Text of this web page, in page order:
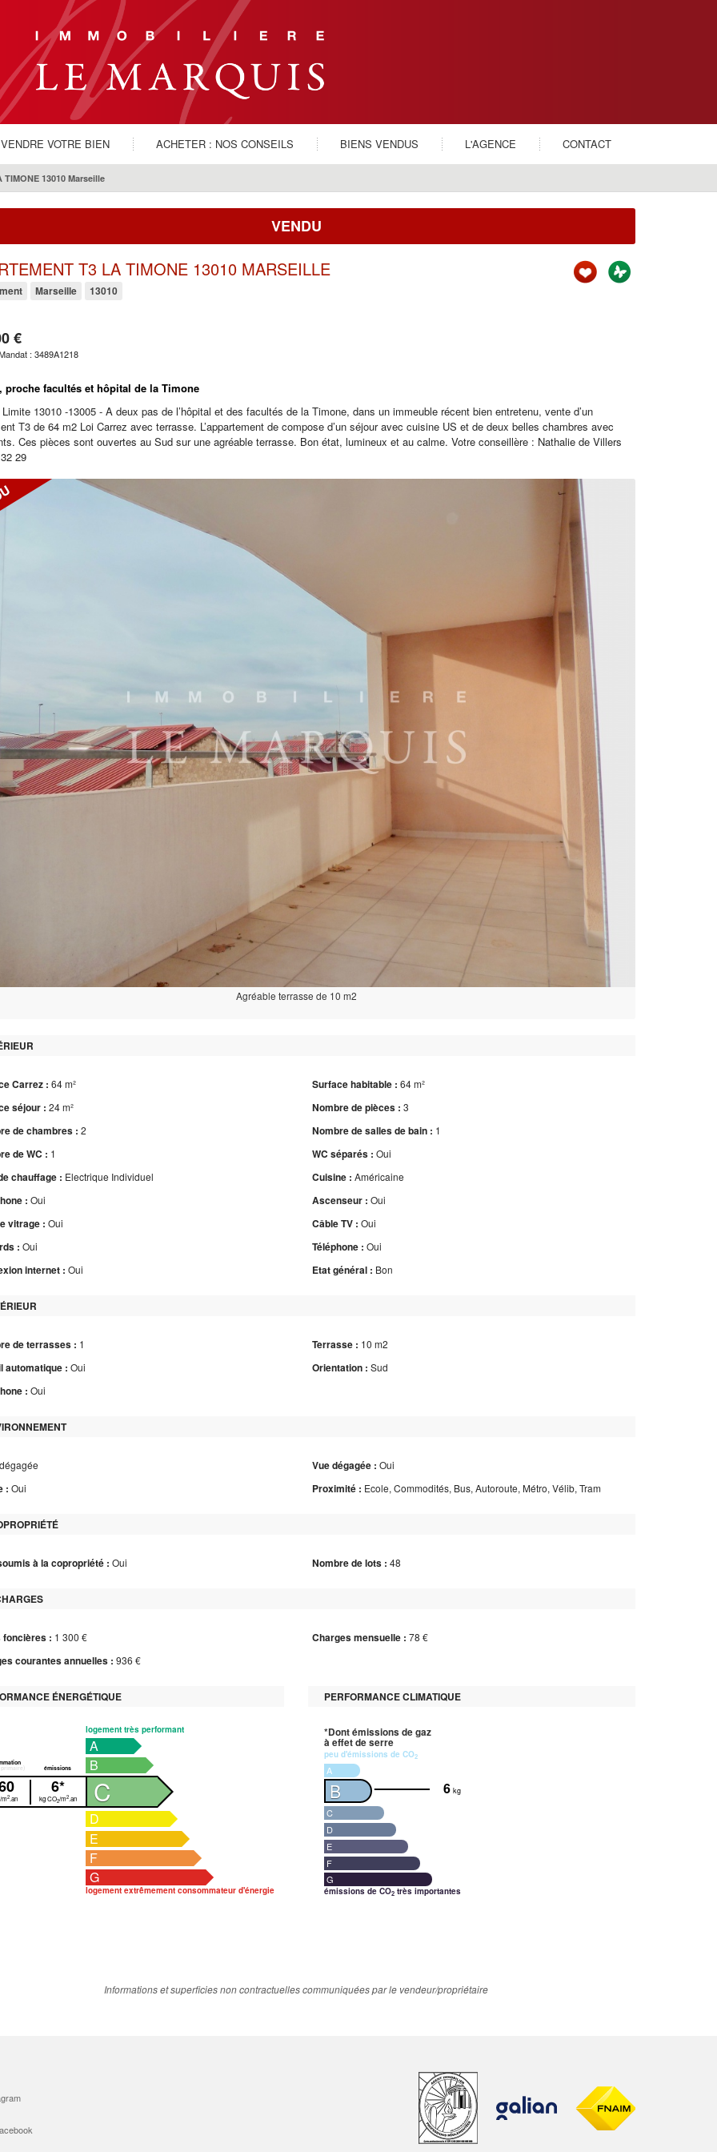
VENDRE VOTRE BIEN ACHETER : NOS CONSEILS BIENS VENDUS L'AGENCE CONTACT
13010 Marseille
VENDU
T3 LA TIMONE 13010 MARSEILLE
Marseille 13010
€
: 3489A1218
proche facultés et hôpital de la Timone
13010 -13005 - A deux pas de l’hôpital et des facultés de la Timone, dans un immeuble récent bien entretenu, vente d’un
T3 de 64 m2 Loi Carrez avec terrasse. L’appartement de compose d’un séjour avec cuisine US et de deux belles chambres avec
Ces pièces sont ouvertes au Sud sur une agréable terrasse. Bon état, lumineux et au calme. Votre conseillère : Nathalie de Villers
29
Agréable terrasse de 10 m2
Carrez : 64 m² Surface habitable : 64 m²
séjour : 24 m² Nombre de pièces : 3
de chambres : 2 Nombre de salles de bain : 1
de WC : 1 WC séparés : Oui
chauffage : Electrique Individuel Cuisine : Américaine
: Oui Ascenseur : Oui
vitrage : Oui Câble TV : Oui
: Oui Téléphone : Oui
internet : Oui Etat général : Bon
de terrasses : 1 Terrasse : 10 m2
automatique : Oui Orientation : Sud
: Oui
Vue dégagée : Oui
: Oui Proximité : Ecole, Commodités, Bus, Autoroute, Métro, Vélib, Tram
à la copropriété : Oui Nombre de lots : 48
foncières : 1 300 € Charges mensuelle : 78 €
courantes annuelles : 936 €
ÉNERGÉTIQUE
logement très performant
A
B
C
m2 .an
6*
kg CO2/m2.an
D
E
F
G
logement extrêmement consommateur d'énergie
PERFORMANCE CLIMATIQUE
*Dont émissions de gaz
à effet de serre
peu d'émissions de CO2
A
B 6 kg
C
D
E
F
G
émissions de CO2 très importantes
Informations et superficies non contractuelles communiquées par le vendeur/propriétaire